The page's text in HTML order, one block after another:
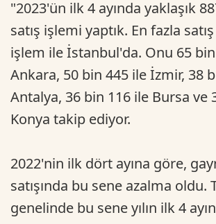
"2023'ün ilk 4 ayında yaklaşık
satış işlemi yaptık. En fazla
işlem ile İstanbul'da. Onu 65
Ankara, 50 bin 445 ile İzmir, 38
Antalya, 36 bin 116 ile Bursa ve
Konya takip ediyor.
2022'nin ilk dört ayına göre,
satışında bu sene azalma oldu.
genelinde bu sene yılın ilk 4